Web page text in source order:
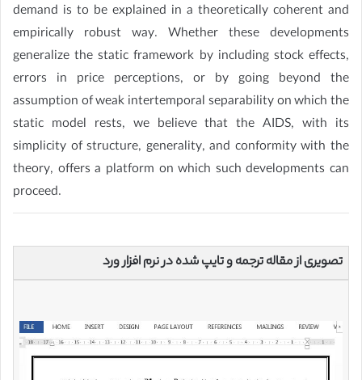
demand is to be explained in a theoretically coherent and
empirically robust way. Whether these developments
generalize the static framework by including stock effects,
errors in price perceptions, or by going beyond the
assumption of weak intertemporal separability on which the
static model rests, we believe that the AIDS, with its
simplicity of structure, generality, and conformity with the
theory, offers a platform on which such developments can
proceed.
تصویری از مقاله ترجمه و تایپ شده در نرم افزار ورد